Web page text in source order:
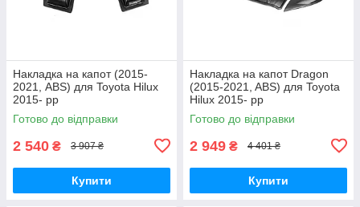
Накладка на капот (2015-
2021, ABS) для Toyota Hilux
2015- рр
Готово до відправки
2 540 ₴ 3 907 ₴
Купити
Накладка на капот Dragon
(2015-2021, ABS) для Toyota
Hilux 2015- рр
Готово до відправки
2 949 ₴ 4 401 ₴
Купити